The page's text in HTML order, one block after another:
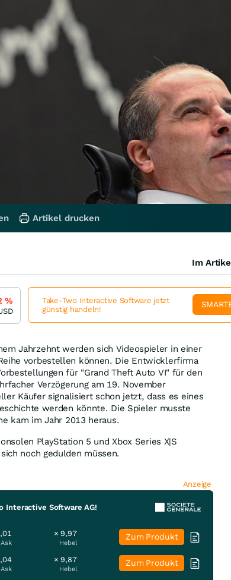
Jahrzehnt werden sich Videospieler in einer
vorbestellen können. Die Entwicklerfirma
für "Grand Theft Auto VI" für den
Verzögerung am 19. November
Käufer signalisiert schon jetzt, dass es eines
werden könnte. Die Spieler musste
kam im Jahr 2013 heraus.
PlayStation 5 und Xbox Series X|S
noch gedulden müssen.
Anzeige
Interactive Software AG!
Ask
× 9,97
Hebel
Zum Produkt
Ask
× 9,87
Hebel
Zum Produkt
Artikel drucken
Im
%
Take-Two Interactive Software jetzt
günstig handeln!